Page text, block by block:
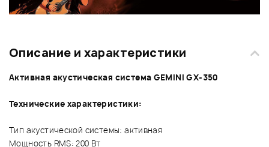
Описание и характеристики
Активная акустическая система GEMINI GX-350
Технические характеристики:
Тип акустической системы: активная
Мощность RMS: 200 Вт